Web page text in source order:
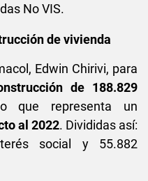
No VIS.
de vivienda
Edwin Chirivi, para
de 188.829
que representa un
al 2022. Divididas así:
social y 55.882